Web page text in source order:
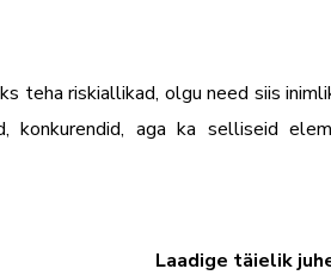
teha riskiallikad, olgu need siis
konkurendid, aga ka selliseid
Laadige täielik